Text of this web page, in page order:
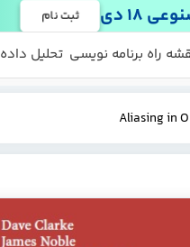
دی ثبت نام
راه برنامه نویسی تحلیل داده
Aliasing in